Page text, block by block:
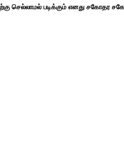
செல்லாமல் படிக்கும் எனது சகோதர